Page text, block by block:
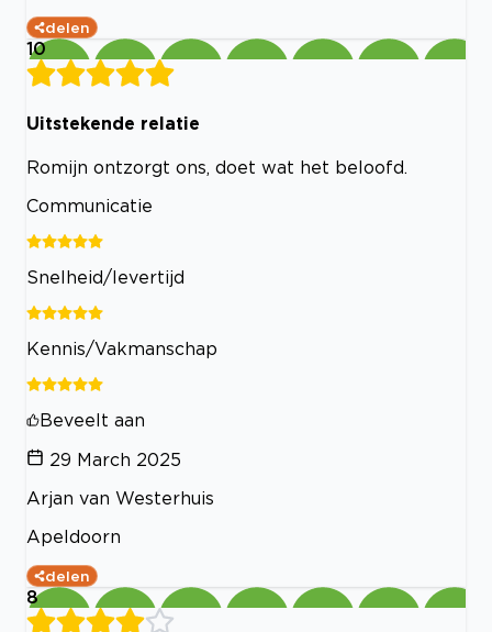
delen
10
Uitstekende relatie
Romijn ontzorgt ons, doet wat het beloofd.
Communicatie
Snelheid/levertijd
Kennis/Vakmanschap
Beveelt aan
29 March 2025
Arjan van Westerhuis
Apeldoorn
delen
8